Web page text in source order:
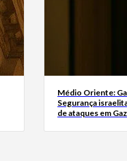
Médio Oriente:
Segurança
de ataques em